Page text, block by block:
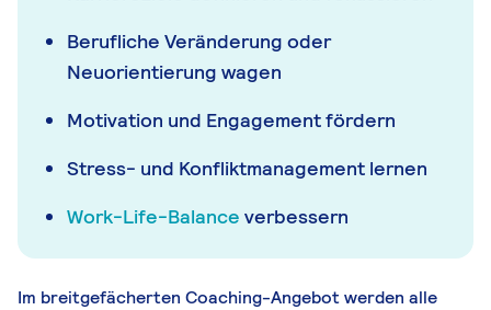
Berufliche Veränderung oder
Neuorientierung wagen
Motivation und Engagement fördern
Stress- und Konfliktmanagement lernen
Work-Life-Balance verbessern
Im breitgefächerten Coaching-Angebot werden alle